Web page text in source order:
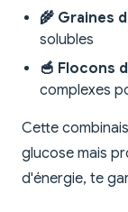
🌾 Graines
solubles
🥣 Flocons
complexes
Cette
glucose mais
d'énergie, te